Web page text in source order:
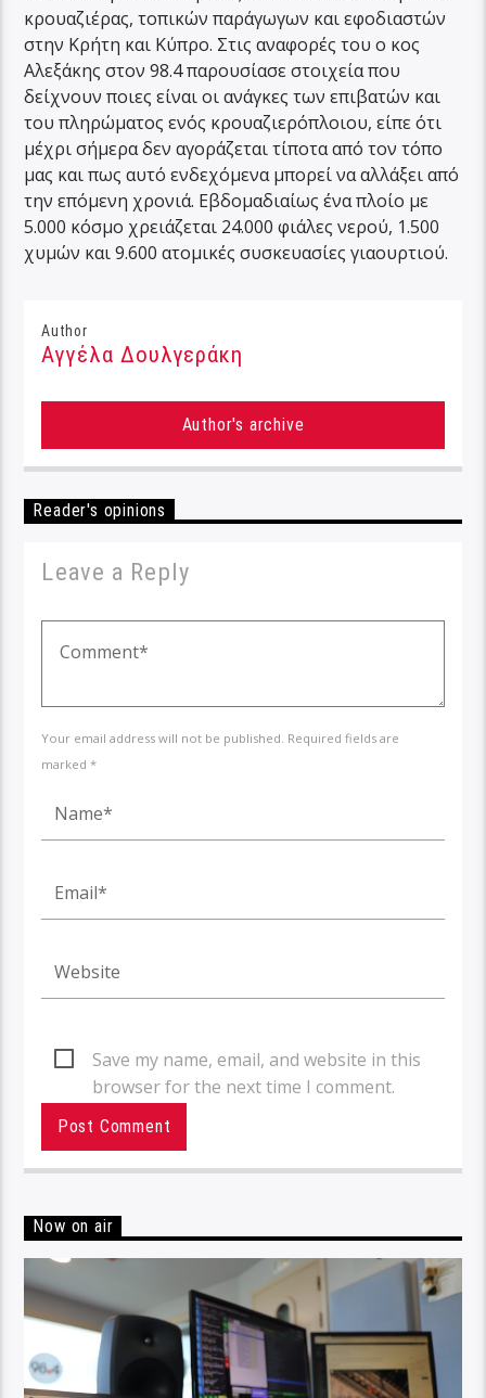
κρουαζιέρας, τοπικών παράγωγων και εφοδιαστών
στην Κρήτη και Κύπρο. Στις αναφορές του ο κος
Αλεξάκης στον 98.4 παρουσίασε στοιχεία που
δείχνουν ποιες είναι οι ανάγκες των επιβατών και
του πληρώματος ενός κρουαζιερόπλοιου, είπε ότι
μέχρι σήμερα δεν αγοράζεται τίποτα από τον τόπο
μας και πως αυτό ενδεχόμενα μπορεί να αλλάξει από
την επόμενη χρονιά. Εβδομαδιαίως ένα πλοίο με
5.000 κόσμο χρειάζεται 24.000 φιάλες νερού, 1.500
χυμών και 9.600 ατομικές συσκευασίες γιαουρτιού.
Author
Αγγέλα Δουλγεράκη
Author's archive
Reader's opinions
Leave a Reply
Your email address will not be published. Required fields are
marked *
Save my name, email, and website in this
browser for the next time I comment.
Now on air